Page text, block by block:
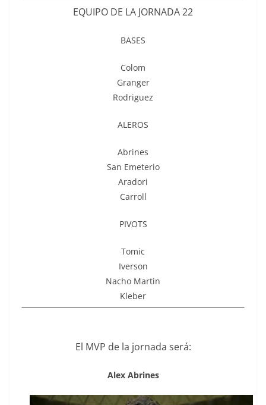
EQUIPO DE LA JORNADA 22
BASES
Colom
Granger
Rodriguez
ALEROS
Abrines
San Emeterio
Aradori
Carroll
PIVOTS
Tomic
Iverson
Nacho Martin
Kleber
El MVP de la jornada será:
Alex Abrines